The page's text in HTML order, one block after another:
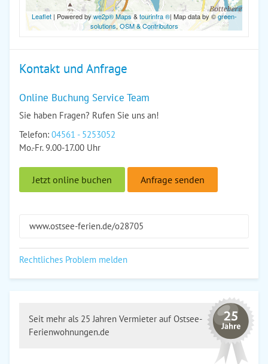
Leaflet| Powered bywe2p® Maps&tourinfra ®| Map data by ©green-
solutions,OSM & Contributors
Kontakt und Anfrage
Online Buchung Service Team
Sie haben Fragen? Rufen Sie uns an!
Telefon: 04561 - 5253052
Mo.-Fr. 9.00-17.00 Uhr
Jetzt online buchen Anfrage senden
www.ostsee-ferien.de/o28705
Rechtliches Problem melden
Seit mehr als 25 Jahren Vermieter auf Ostsee-
Ferienwohnungen.de